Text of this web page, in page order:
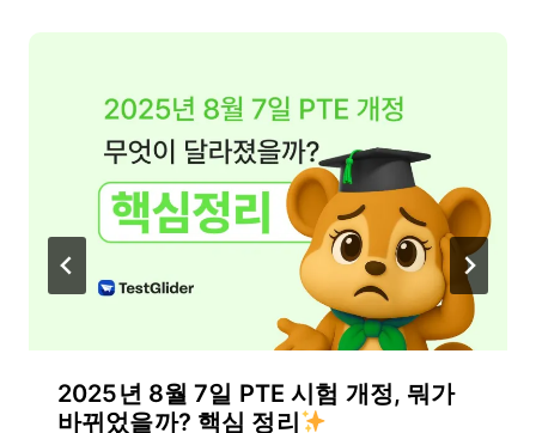
2025년 8월 7일 PTE 시험 개정, 뭐가
바뀌었을까? 핵심 정리